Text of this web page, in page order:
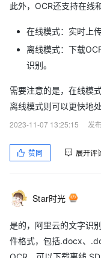
此外，OCR还支持在线
在线模式：实时上
离线模式：下载
识别。
需要注意的是，在线模
离线模式则可以更快地
2023-11-07 13:25:15
发
赞同 展开评
Star时光
是的，阿里云的文字识
件格式，包括.docx、